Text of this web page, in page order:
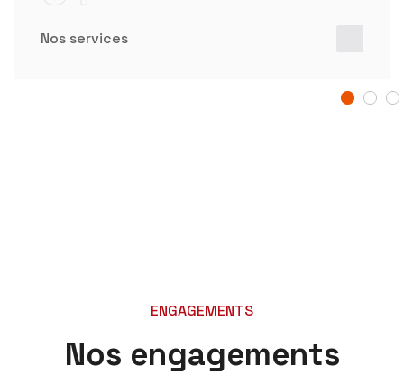
Nos services
ENGAGEMENTS
Nos engagements